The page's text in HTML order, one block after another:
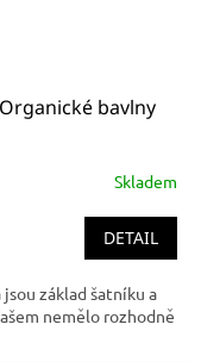
bavlny
Skladem
DETAIL
základ šatníku a
nemělo rozhodně